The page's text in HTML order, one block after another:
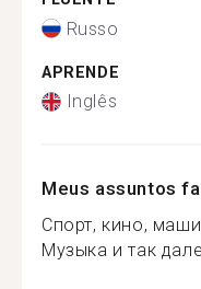
Russo
APRENDE
Inglês
Meus assuntos
Спорт, кино,
Музыка и так